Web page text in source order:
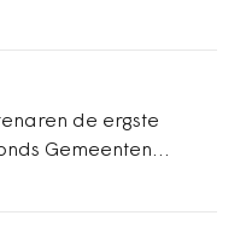
die tijd zijn ze
de ergste
Gemeenten
ergeren zich